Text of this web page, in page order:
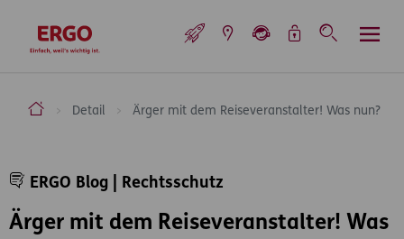
zur Startseite
ERGO Versicherung Aktiengesellschaft
Detail Ärger mit dem Reiseveranstalter! Was nun?
Ärger mit dem Reiseveranstalter! Was
ERGO Blog | Rechtsschutz